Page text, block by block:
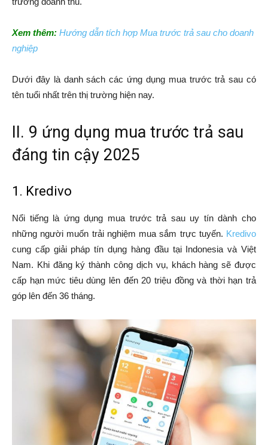
Xem thêm: Hướng dẫn tích hợp Mua trước trả sau cho doanh
nghiệp
Dưới đây là danh sách các ứng dụng mua trước trả sau có
tên tuổi nhất trên thị trường hiện nay.
II. 9 ứng dụng mua trước trả sau
đáng tin cậy 2025
1. Kredivo
Nổi tiếng là ứng dụng mua trước trả sau uy tín dành cho
những người muốn trải nghiệm mua sắm trực tuyến. Kredivo
cung cấp giải pháp tín dụng hàng đầu tại Indonesia và Việt
Nam. Khi đăng ký thành công dịch vụ, khách hàng sẽ được
cấp hạn mức tiêu dùng lên đến 20 triệu đồng và thời hạn trả
góp lên đến 36 tháng.